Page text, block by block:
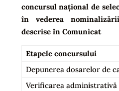
concursul național de
în vederea
descrise în Comunicat
Etapele concursului
Depunerea dosarelor de
Verificarea